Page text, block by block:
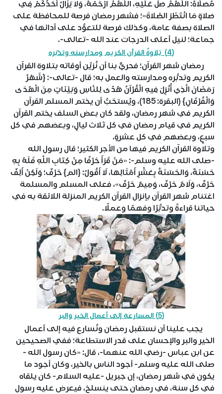
مُصَلَّاهُ: اللَّهُمَّ صَلِّ عَلَيْهِ، اللَّهُمَّ ارْحَمْهُ، وَلا يَزَالُ أَحَدُكُمْ فِي
صَلاةٍ مَا انْتَظَرَ الصَّلاةَ»؛ فشهر رمضان فرصة للمحافظة على
الصلاة بصفة عامة، وكذلك فرصة للتعوُّد على أدائها في
جماعة؛ لنيل أعلى الدرجات عند الله -تعالى-.
(4) تِلاوةُ القرآن الكريم ومدارسته وتدبّره
رمضان شهر القرآن؛ فحريٌّ بنا أن نُزيِّن أوقاته بتلاوة القرآن
الكريم وتدبُّره ومدارسته والعمل به؛ قال -تعالى-: {شَهْرُ
رَمَضَانَ الَّذِي أُنْزِلَ فِيهِ الْقُرْآنُ هُدًى لِلنَّاسِ وَبَيِّنَاتٍ مِنَ الْهُدَى
وَالْفُرْقَانِ} (البقرة: 185)، ويُستحَبُّ أن يختم المسلم القرآن
الكريم في شهر رمضان، ولقد كان بعض السلف يختم القرآن
الكريم في قيام رمضان في كل ثلاث ليالٍ، وبعضهم في كل
سبعٍ، وبعضهم في كل عشرةٍ.
وتلاوة القرآن الكريم فيها من الأجر الكثير؛ قال رسول الله
-صلى الله عليه وسلم-: «مَنْ قَرَأَ حَرْفًا مِنْ كِتَابِ اللَّهِ فَلَهُ بِهِ
حَسَنَةٌ، وَالحَسَنَةُ بِعَشْرِ أَمْثَالِهَا، لَا أَقُولُ: {الم} حَرْفٌ؛ وَلَكِنْ أَلِفٌ
حَرْفٌ، وَلَامٌ حَرْفٌ، وَمِيمٌ حَرْفٌ»، فعلى المسلم والمسلمة
اغتنام شهر القرآن بإنزال القرآن الكريم المنزلة اللائقة به في
حياتنا قراءةً وتدبُّرًا وفهمًا وعملًا.
(5) المسارعة إلى أعمال الخير والبر
يجب علينا أن نستقبل رمضان ونُسارع فيه إلى أعمال
الخير والبر والإحسان على قدر الاستطاعة؛ ففي الصحيحين
عن ابن عباس -رضي الله عنهما-، قال: «كان رسول الله -
صلى الله عليه وسلم- أجود الناس بالخير، وكان أجود ما
يكون في شهر رمضان، إن جبريل -عليه السلام- كان يلقاه
في كل سنة، في رمضان حتى ينسلخ، فيعرض عليه رسول